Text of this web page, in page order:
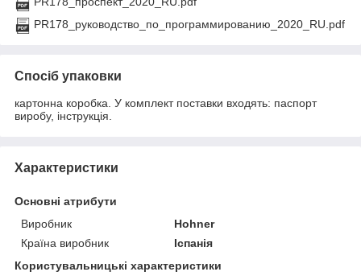
PR178_руководство_по_программированию_2020_RU.pdf
Спосіб упаковки
картонна коробка. У комплект поставки входять: паспорт
виробу, інструкція.
Характеристики
Основні атрибути
Виробник
Hohner
Країна виробник
Іспанія
Користувальницькі характеристики